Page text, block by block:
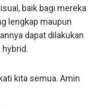
baik bagi mereka
lengkap maupun
dapat dilakukan
hybrid.
kita semua. Amin